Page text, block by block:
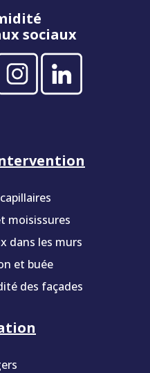
sociaux
moisissures
dans les murs
et buée
des façades